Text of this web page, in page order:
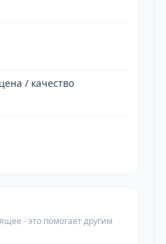
/ качество
- это помогает другим